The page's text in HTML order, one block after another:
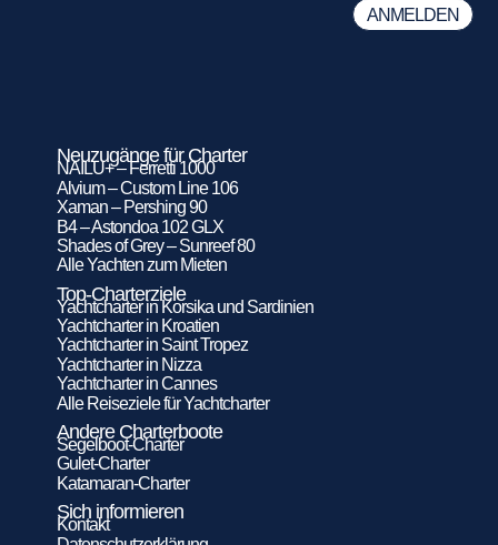
Neuzugänge für Charter
NAILU+ – Ferretti 1000
Alvium – Custom Line 106
Xaman – Pershing 90
B4 – Astondoa 102 GLX
Shades of Grey – Sunreef 80
Alle Yachten zum Mieten
Top-Charterziele
Yachtcharter in Korsika und Sardinien
Yachtcharter in Kroatien
Yachtcharter in Saint Tropez
Yachtcharter in Nizza
Yachtcharter in Cannes
Alle Reiseziele für Yachtcharter
Andere Charterboote
Segelboot-Charter
Gulet-Charter
Katamaran-Charter
Sich informieren
Kontakt